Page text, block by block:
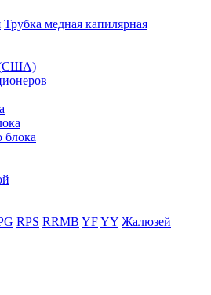
Трубка медная капилярная
(США)
блока
RPS RRMB YFYY Жалюзей